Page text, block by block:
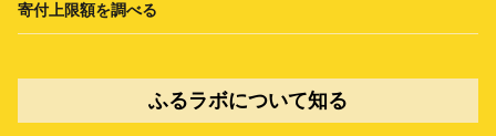
寄付上限額を調べる
ふるラボについて知る